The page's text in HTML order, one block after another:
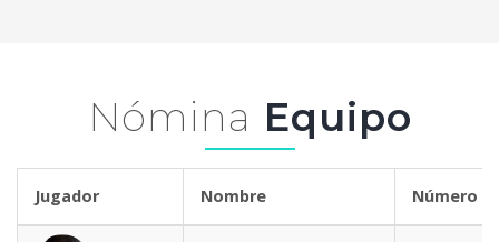
Nómina Equipo
Jugador Nombre Número